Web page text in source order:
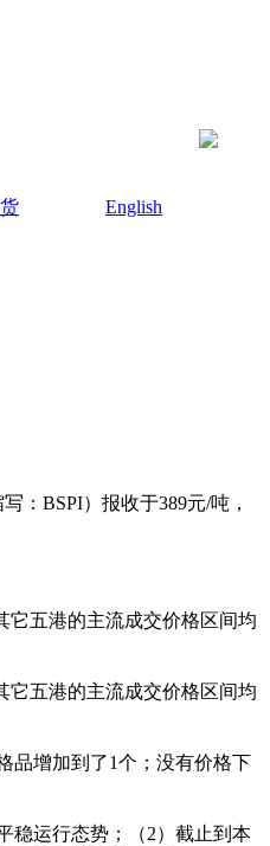
English
：BSPI）报收于389元/吨，
它五港的主流成交价格区间均
它五港的主流成交价格区间均
品增加到了1个；没有价格下
稳运行态势；（2）截止到本